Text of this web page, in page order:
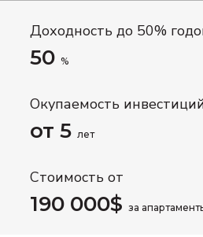
Доходность до 50%
50 %
Окупаемость
от 5 лет
Стоимость от
190 000$ за